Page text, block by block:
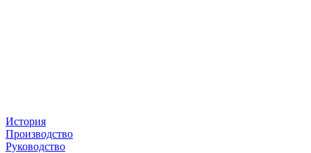
История
Производство
Руководство